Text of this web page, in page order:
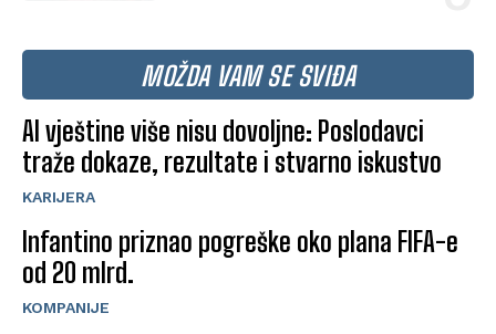
MOŽDA VAM SE SVIĐA
AI vještine više nisu dovoljne: Poslodavci
traže dokaze, rezultate i stvarno iskustvo
KARIJERA
Infantino priznao pogreške oko plana FIFA-e
od 20 mlrd.
KOMPANIJE